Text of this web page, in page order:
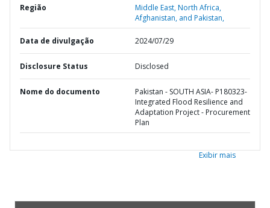
Região
Middle East, North Africa,
Afghanistan, and Pakistan,
Data de divulgação 2024/07/29
Disclosure Status Disclosed
Nome do documento
Pakistan - SOUTH ASIA- P180323-
Integrated Flood Resilience and
Adaptation Project - Procurement
Plan
Exibir mais